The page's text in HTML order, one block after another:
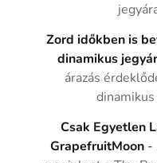
Zord időkben is
dinamikus
árazás
Csak Egyetlen
GrapefruitMoon -